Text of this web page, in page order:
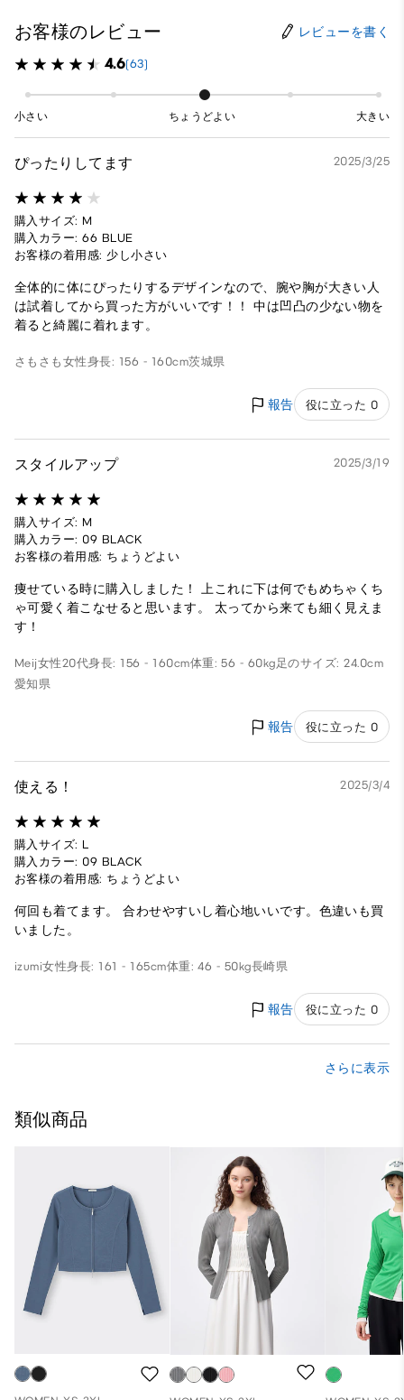
お客様のレビュー レビューを書く
4.6(63)
小さい ちょうどよい 大きい
ぴったりしてます 2025/3/25
購入サイズ: M
購入カラー: 66 BLUE
お客様の着用感: 少し小さい
全体的に体にぴったりするデザインなので、腕や胸が大きい人
は試着してから買った方がいいです！！ 中は凹凸の少ない物を
着ると綺麗に着れます。
さもさも 女性身長: 156 - 160cm茨城県
報告 役に立った 0
スタイルアップ 2025/3/19
購入サイズ: M
購入カラー: 09 BLACK
お客様の着用感: ちょうどよい
痩せている時に購入しました！ 上これに下は何でもめちゃくち
ゃ可愛く着こなせると思います。 太ってから来ても細く見えま
す！
Meij女性20代身長: 156 - 160cm体重: 56 - 60kg足のサイズ: 24.0cm
愛知県
報告 役に立った 0
使える！ 2025/3/4
購入サイズ: L
購入カラー: 09 BLACK
お客様の着用感: ちょうどよい
何回も着てます。 合わせやすいし着心地いいです。色違いも買
いました。
izumi女性身長: 161 - 165cm体重: 46 - 50kg長崎県
報告 役に立った 0
さらに表示
類似商品